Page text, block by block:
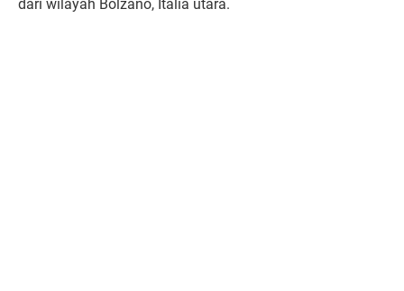
dari wilayah Bolzano, Italia utara.